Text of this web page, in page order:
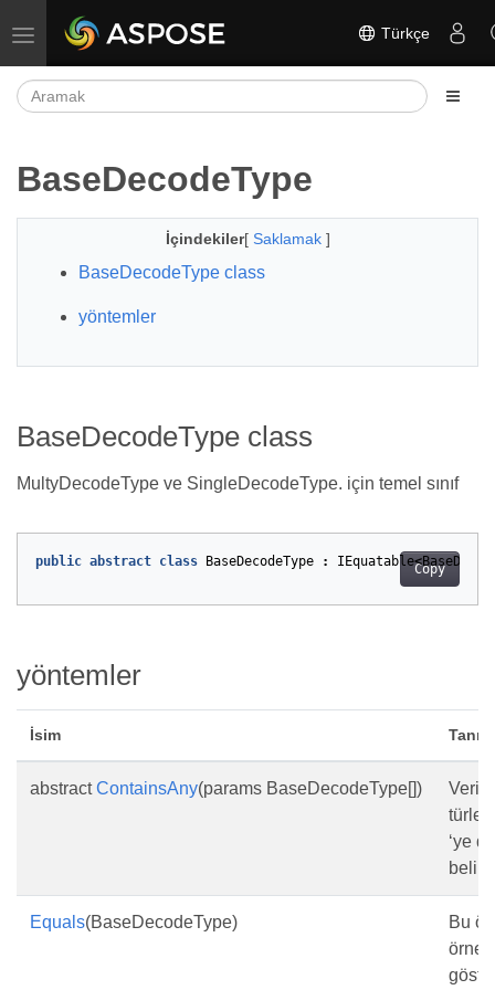
Gezinmeyi aç/kapat Türkçe
BaseDecodeType
İçindekiler[ Saklamak ]
BaseDecodeType class
yöntemler
BaseDecodeType class
MultyDecodeType ve SingleDecodeType. için temel sınıf
Copy
public abstract class BaseDecodeType : IEquatable<
yöntemler
İsim Tanım
abstractContainsAny(params BaseDecodeType[])
‘ye
Equals(BaseDecodeType)
Bu